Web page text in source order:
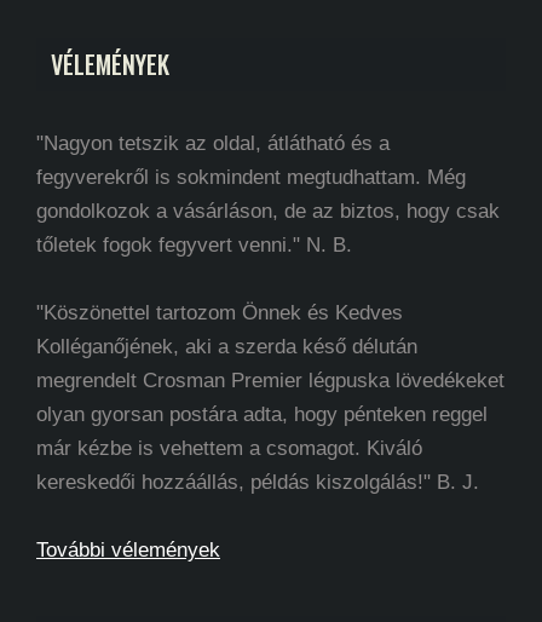
VÉLEMÉNYEK
"Nagyon tetszik az oldal, átlátható és a
fegyverekről is sokmindent megtudhattam. Még
gondolkozok a vásárláson, de az biztos, hogy csak
tőletek fogok fegyvert venni." N. B.
"Köszönettel tartozom Önnek és Kedves
Kolléganőjének, aki a szerda késő délután
megrendelt Crosman Premier légpuska lövedékeket
olyan gyorsan postára adta, hogy pénteken reggel
már kézbe is vehettem a csomagot. Kiváló
kereskedői hozzáállás, példás kiszolgálás!" B. J.
További vélemények